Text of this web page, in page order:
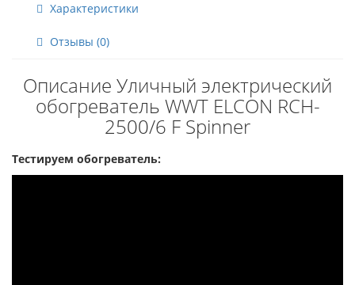
Характеристики
Отзывы (0)
Описание Уличный электрический
обогреватель WWT ELCON RCH-
2500/6 F Spinner
Тестируем обогреватель: